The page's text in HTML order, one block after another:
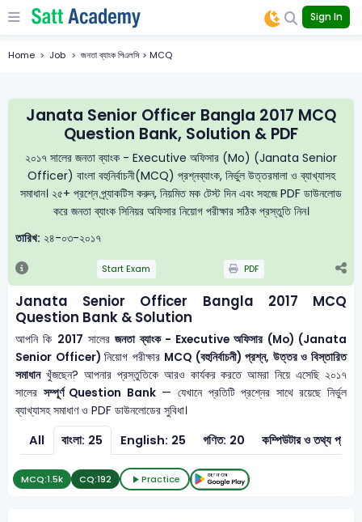
Sign In
Home Job জনতা ব্যাংক পিএলসি > MCQ
Janata Senior Officer Bangla 2017 MCQ
Question Bank, Solution & PDF
২০১৭ সালের জনতা ব্যাংক - Executive অফিসার (Mo) (Janata Senior
Officer) বাংলা বহুনির্বাচনী(MCQ) প্রশ্নব্যাংক, নির্ভুল উত্তরমালা ও ব্যাখ্যাসহ
সমাধান। ২৫+ প্রশ্নে প্র্যাকটিস করুন, নিয়মিত মক টেস্ট দিন এবং সহজে PDF ডাউনলোড
করে জনতা ব্যাংক সিনিয়র অফিসার নিয়োগ পরীক্ষার সঠিক প্রস্তুতি নিন।
তারিখ: ২৪-০৩-২০১৭
Start Exam PDF
Janata Senior Officer Bangla 2017 MCQ
Question Bank & Solution
আপনি কি 2017 সালেরজনতা ব্যাংক - Executive অফিসার (Mo) (Janata
Senior Officer)নিয়োগ পরীক্ষার MCQ (বহুনির্বাচনী) প্রশ্ন, উত্তর ও বিস্তারিত
সমাধানখুঁজছেন? আপনার প্রস্তুতিকে আরও কার্যকর করতে আমরা নিয়ে এসেছি ২০১৭
সালের সম্পূর্ণ Question Bank— যেখানে প্রতিটি প্রশ্নের সাথে রয়েছে নির্ভুল
ব্যাখ্যাসহ সমাধাণ ও PDF ডাউনলোডের সুবিধা।
All বাংলা: 25 English: 25 গণিত: 20 কম্পিউটার
MCQ:1.5k CQ:192 Practice